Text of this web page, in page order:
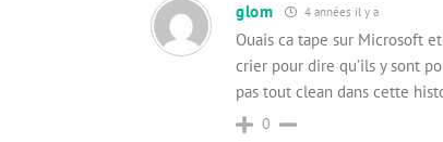
glom 4 années il y a
Ouais ca tape sur Microsoft
crier pour dire qu’ils y sont
pas tout clean dans cette
0